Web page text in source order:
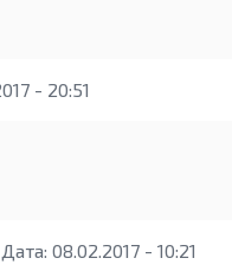
- 20:51
Дата: 08.02.2017 - 10:21